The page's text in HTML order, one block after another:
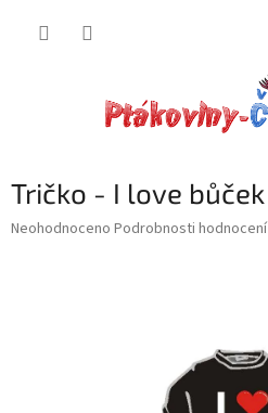
Tričko - I love bůček
Průměrné
Neohodnoceno Podrobnosti hodnocení